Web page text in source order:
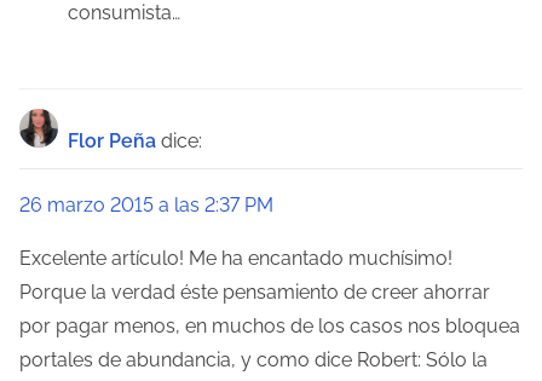
consumista…
Flor Peña dice:
26 marzo 2015 a las 2:37 PM
Excelente artículo! Me ha encantado muchísimo!
Porque la verdad éste pensamiento de creer ahorrar
por pagar menos, en muchos de los casos nos bloquea
portales de abundancia, y como dice Robert: Sólo la